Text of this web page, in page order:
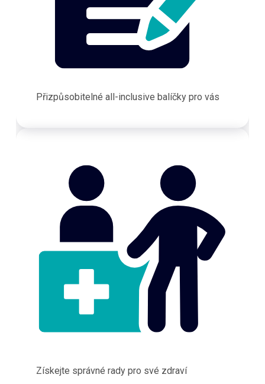
Přizpůsobitelné all-inclusive balíčky pro vás
Získejte správné rady pro své zdraví